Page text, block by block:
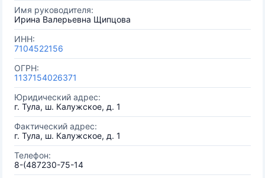
Имя руководителя:
Ирина Валерьевна Щипцова
ИНН:
7104522156
ОГРН:
1137154026371
Юридический адрес:
г. Тула, ш. Калужское, д. 1
Фактический адрес:
г. Тула, ш. Калужское, д. 1
Телефон:
8-(487230-75-14